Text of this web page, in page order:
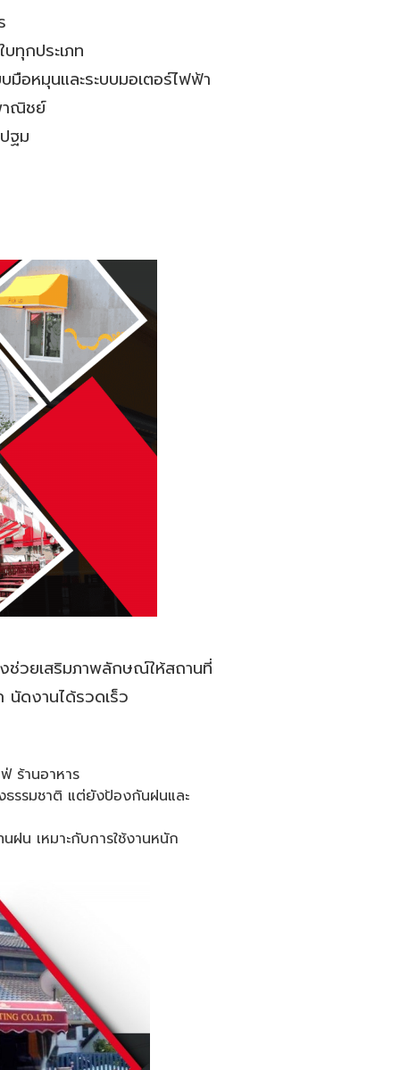
ทุกประเภท
อหมุนและระบบมอเตอร์ไฟฟ้า
าณิชย์
ฐม
ช่วยเสริมภาพลักษณ์ให้สถานที่
นัดงานได้รวดเร็ว
ร้านอาหาร
รรมชาติ แต่ยังป้องกันฝนและ
น เหมาะกับการใช้งานหนัก